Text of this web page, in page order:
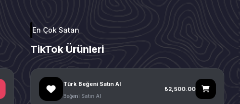
En Çok Satan
TikTok Ürünleri
Türk Beğeni Satın Al
Beğeni Satın Al
₺2,500.00